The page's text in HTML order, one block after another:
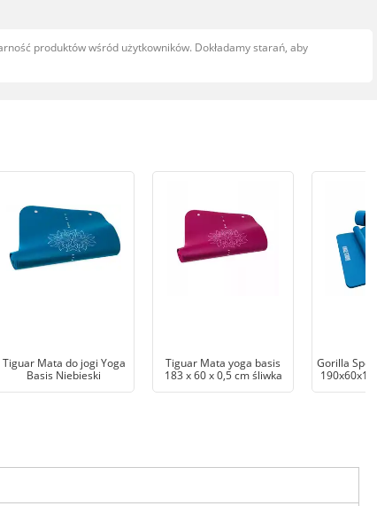
produktów wśród użytkowników. Dokładamy starań, aby
Tiguar Mata do jogi Yoga
Basis Niebieski
Tiguar Mata yoga basis
183 x 60 x 0,5 cm śliwka
Gorilla